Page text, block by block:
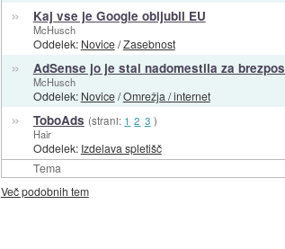
Tema
» Kaj vse je Google obljubil EU
McHusch
Oddelek: Novice/Zasebnost
» AdSense jo je stal nadomestila za
McHusch
Oddelek: Novice/Omrežja / internet
» ToboAds (strani: 1 2 3 )
Hair
Oddelek: Izdelava spletišč
Več podobnih tem